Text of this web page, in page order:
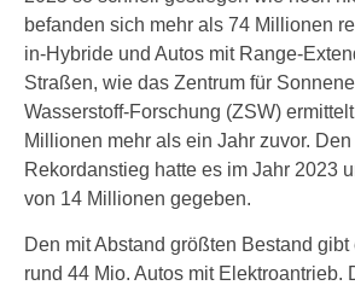
befanden sich mehr als 74 Millionen
in-Hybride und Autos mit Range-
Straßen, wie das Zentrum für
Wasserstoff-Forschung (ZSW)
Millionen mehr als ein Jahr zuvor.
Rekordanstieg hatte es im Jahr 2023
von 14 Millionen gegeben.
Den mit Abstand größten Bestand
rund 44 Mio. Autos mit Elektroantrieb.